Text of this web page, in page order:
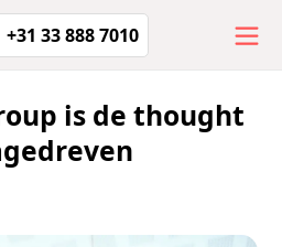
+31 33 888 7010
is de thought